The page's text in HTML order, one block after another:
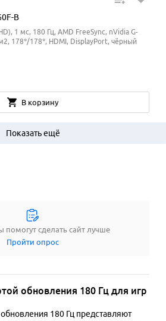
B
1 мс, 180 Гц, AMD FreeSync, nVidia G-
178°/178°, HDMI, DisplayPort, чёрный
В корзину
Показать ещё
помогут сделать сайт лучше
Пройти опрос
обновления 180 Гц для игр
180 Гц представляют